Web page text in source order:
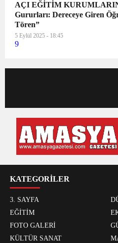
AÇI EĞİTİM
Gururları: Dereceye Giren
Tören”
5 Eylül 2025 - 18:45
9
KATEGORİLER
3. SAYFA
EĞİTİM
FOTO GALERİ
KÜLTÜR SANAT